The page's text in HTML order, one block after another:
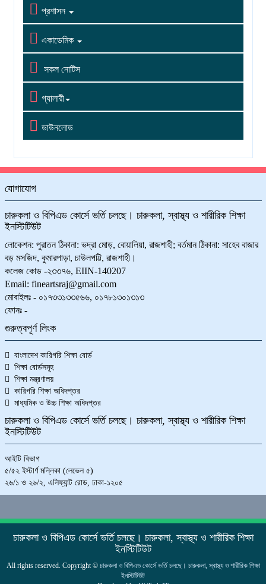
 প্রশাসন
 একাডেমিক
 সকল নোটিস
 গ্যালারী
 ডাউনলোড
যোগাযোগ
চারুকলা ও বিপিএড কোর্সে ভর্তি চলছে। চারুকলা, স্বাস্থ্য ও শারীরিক শিক্ষা
ইনস্টিটিউট
লোকেশন: পুরাতন ঠিকানা: ভদ্রা মোড়, বোয়ালিয়া, রাজশাহী; বর্তমান ঠিকানা: সাহেব বাজার
বড় মসজিদ, কুমারপাড়া, চাউলপট্টি, রাজশাহী।
কলেজ কোড -২৩৩৭৬, EIIN-140207
Email: fineartsraj@gmail.com
মোবাইলঃ - ০১৭৩৩১৩৩৫৬৬, ০১৭৮১৩০১৩১৩
ফোনঃ -
গুরুত্বপূর্ণ লিংক
বাংলাদেশ কারিগরি শিক্ষা বোর্ড
শিক্ষা বোর্ডসমূহ
শিক্ষা মন্ত্রণালয়
কারিগরি শিক্ষা অধিদপ্তর
মাধ্যমিক ও উচ্চ শিক্ষা অধিদপ্তর
চারুকলা ও বিপিএড কোর্সে ভর্তি চলছে। চারুকলা, স্বাস্থ্য ও শারীরিক শিক্ষা
ইনস্টিটিউট
আইটি বিভাগ
৫/৫২ ইস্টার্ণ মল্লিকা (লেভেল ৫)
২৬/১ ও ২৬/২, এলিফ্যান্ট রোড, ঢাকা-১২০৫
চারুকলা ও বিপিএড কোর্সে ভর্তি চলছে। চারুকলা, স্বাস্থ্য ও শারীরিক শিক্ষা
ইনস্টিটিউট
All rights reserved. Copyright © চারুকলা ও বিপিএড কোর্সে ভর্তি চলছে। চারুকলা, স্বাস্থ্য ও শারীরিক শিক্ষা
ইনস্টিটিউট